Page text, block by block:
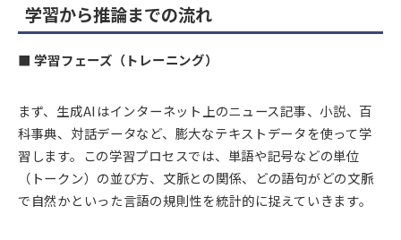
学習から推論までの流れ
■ 学習フェーズ（トレーニング）
まず、生成AIはインターネット上のニュース記事、小説、百
科事典、対話データなど、膨大なテキストデータを使って学
習します。この学習プロセスでは、単語や記号などの単位
（トークン）の並び方、文脈との関係、どの語句がどの文脈
で自然かといった言語の規則性を統計的に捉えていきます。